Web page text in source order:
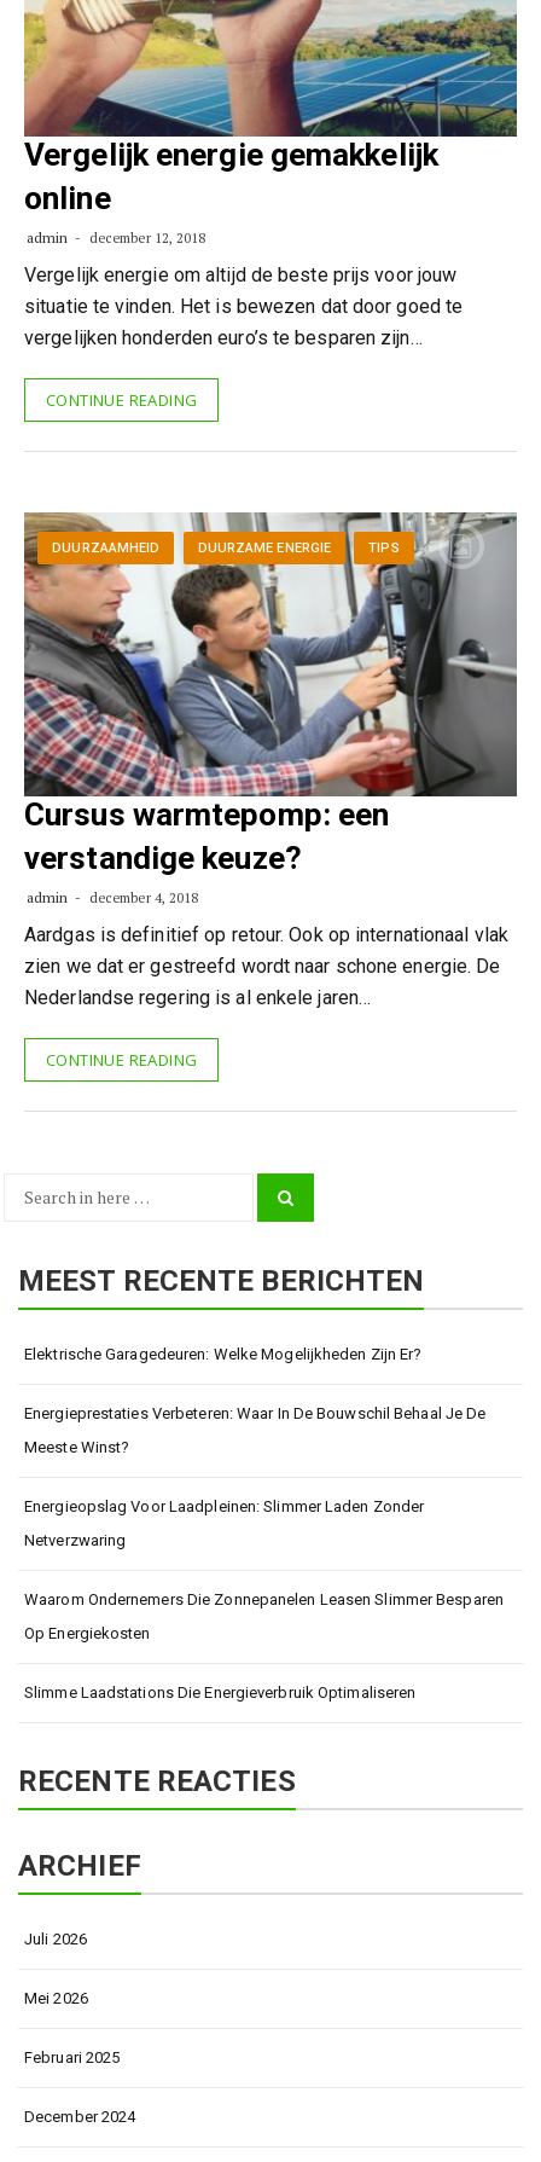
Vergelijk energie gemakkelijk
online
admin december 12, 2018
Vergelijk energie om altijd de beste prijs voor jouw
situatie te vinden. Het is bewezen dat door goed te
vergelijken honderden euro’s te besparen zijn…
CONTINUE READING
DUURZAAMHEID DUURZAME ENERGIE TIPS
Cursus warmtepomp: een
verstandige keuze?
admin december 4, 2018
Aardgas is definitief op retour. Ook op internationaal vlak
zien we dat er gestreefd wordt naar schone energie. De
Nederlandse regering is al enkele jaren…
CONTINUE READING
Search
MEEST RECENTE BERICHTEN
Elektrische Garagedeuren: Welke Mogelijkheden Zijn Er?
Energieprestaties Verbeteren: Waar In De Bouwschil Behaal Je De
Meeste Winst?
Energieopslag Voor Laadpleinen: Slimmer Laden Zonder
Netverzwaring
Waarom Ondernemers Die Zonnepanelen Leasen Slimmer Besparen
Op Energiekosten
Slimme Laadstations Die Energieverbruik Optimaliseren
RECENTE REACTIES
ARCHIEF
Juli 2026
Mei 2026
Februari 2025
December 2024